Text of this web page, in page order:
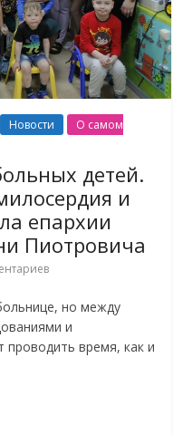
Новости
О самом
детей.
и
епархии
Пиотровича
но между
и
время, как и